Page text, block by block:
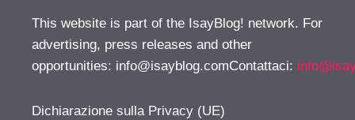
This website is part of the IsayBlog! network. For
advertising, press releases and other
opportunities: info@isayblog.comContattaci:
Dichiarazione sulla Privacy (UE)